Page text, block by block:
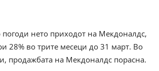
погоди нето приходот на Мекдоналдс,
28% во трите месеци до 31 март. Во
продажбата на Мекдоналдс порасна.